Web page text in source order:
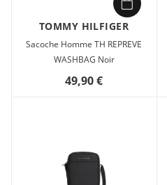
TOMMY HILFIGER
Sacoche Homme TH REPREVE
WASHBAG Noir
49,90 €